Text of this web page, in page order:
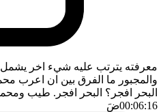
معرفته يترتب عليه شيء اخر يشمل
والمجبور ما الفرق بين ان اعرب
البحر افجر؟ البحر افجر. طيب
00:06:16ضَ